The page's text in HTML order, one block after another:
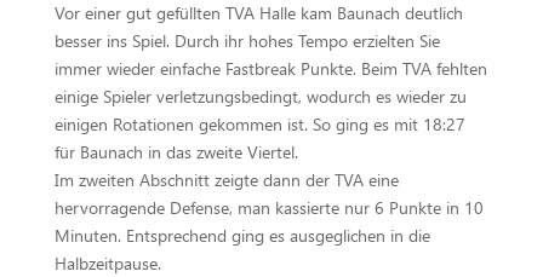
Vor einer gut gefüllten TVA Halle kam Baunach deutlich
besser ins Spiel. Durch ihr hohes Tempo erzielten Sie
immer wieder einfache Fastbreak Punkte. Beim TVA fehlten
einige Spieler verletzungsbedingt, wodurch es wieder zu
einigen Rotationen gekommen ist. So ging es mit 18:27
für Baunach in das zweite Viertel.
Im zweiten Abschnitt zeigte dann der TVA eine
hervorragende Defense, man kassierte nur 6 Punkte in 10
Minuten. Entsprechend ging es ausgeglichen in die
Halbzeitpause.